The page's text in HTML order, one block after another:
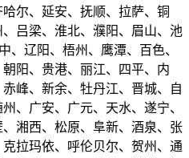
尔、延安、抚顺、拉萨、铜
吕梁、淮北、濮阳、眉山、池
、辽阳、梧州、鹰潭、百色、
阳、贵港、丽江、四平、内
峰、新余、牡丹江、晋城、自
、广安、广元、天水、遂宁、
湘西、松原、阜新、酒泉、张
拉玛依、呼伦贝尔、贺州、通